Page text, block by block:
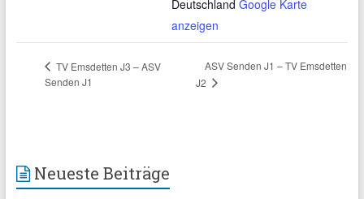
Deutschland Google Karte
anzeigen
TV Emsdetten J3 – ASV
Senden J1
ASV Senden J1 – TV Emsdetten
J2
Neueste Beiträge